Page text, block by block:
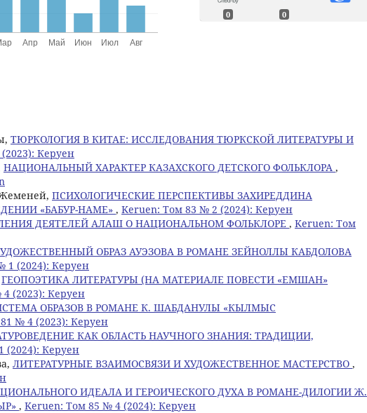
0 0
ТЮРКОЛОГИЯ В КИТАЕ: ИССЛЕДОВАНИЯ ТЮРКСКОЙ ЛИТЕРАТУРЫ И
Керуен
НАЦИОНАЛЬНЫЙ ХАРАКТЕР КАЗАХСКОГО ДЕТСКОГО ФОЛЬКЛОРА ,
ПСИХОЛОГИЧЕСКИЕ ПЕРСПЕКТИВЫ ЗАХИРЕДДИНА
«БАБУР-НАМЕ» , Keruen: Том 83 № 2 (2024): Керуен
ДЕЯТЕЛЕЙ АЛАШ О НАЦИОНАЛЬНОМ ФОЛЬКЛОРЕ , Keruen: Том
ОБРАЗ АУЭЗОВА В РОМАНЕ ЗЕЙНОЛЛЫ КАБДОЛОВА
1 (2024): Керуен
ГЕОПОЭТИКА ЛИТЕРАТУРЫ (НА МАТЕРИАЛЕ ПОВЕСТИ «ЕМШАН»
(2023): Керуен
ОБРАЗОВ В РОМАНЕ К. ШАБДАНУЛЫ «КЫЛМЫС
№ 4 (2023): Керуен
КАК ОБЛАСТЬ НАУЧНОГО ЗНАНИЯ: ТРАДИЦИИ,
(2024): Керуен
ЛИТЕРАТУРНЫЕ ВЗАИМОСВЯЗИ И ХУДОЖЕСТВЕННОЕ МАСТЕРСТВО ,
ИДЕАЛА И ГЕРОИЧЕСКОГО ДУХА В РОМАНЕ-ДИЛОГИИ Ж.
, Keruen: Том 85 № 4 (2024): Керуен